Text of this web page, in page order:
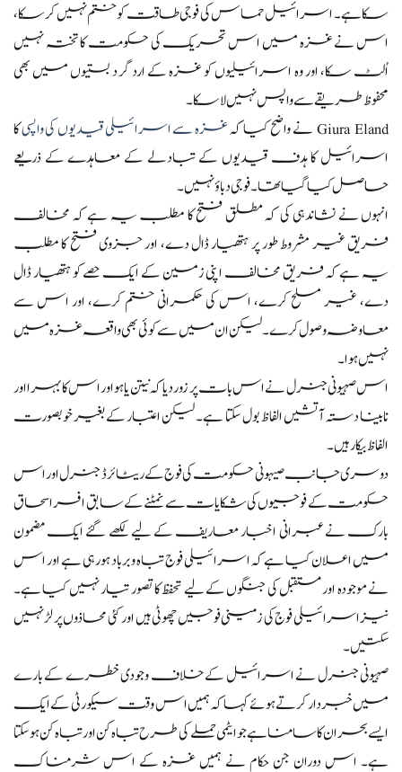
سکا ہے۔ اسرائیل حماس کی فوجی طاقت کو ختم نہیں کر سکا،
اس نے غزہ میں اس تحریک کی حکومت کا تختہ نہیں
اُلٹ سکا، اور وہ اسرائیلیوں کو غزہ کے ارد گرد بستیوں میں بھی
محفوظ طریقے سے واپس نہیں لا سکا۔
Giura Eland نے واضح کیا کہ
غزہ سے اسرائیلی قیدیوں کی واپسیکا
اسرائیل کا ہدف قیدیوں کے تبادلے کے معاہدے کے ذریعے
حاصل کیا گیا تھا۔ فوجی دباؤ نہیں۔
انہوں نے نشاندہی کی کہ مطلق فتح کا مطلب یہ ہے کہ مخالف
فریق غیر مشروط طور پر ہتھیار ڈال دے، اور جزوی فتح کا مطلب
یہ ہے کہ فریق مخالف اپنی زمین کے ایک حصے کو ہتھیار ڈال
دے، غیر مسلح کرے، اس کی حکمرانی ختم کرے، اور اس سے
معاوضہ وصول کرے۔ لیکن ان میں سے کوئی بھی واقعہ غزہ میں
نہیں ہوا۔
اس صہیونی جنرل نے اس بات پر زور دیا کہ نیتن یاہو اور اس کا بہرا اور
نابینا دستہ آتشیں الفاظ بول سکتا ہے۔ لیکن اعتبار کے بغیر خوبصورت
الفاظ بیکار ہیں۔
دوسری جانب صیہونی حکومت کی فوج کے ریٹائرڈ جنرل اور اس
حکومت کے فوجیوں کی شکایات سے نمٹنے کے سابق افسر اسحاق
بارک نے عبرانی اخبار معاریف کے لیے لکھے گئے ایک مضمون
میں اعلان کیا ہے کہ اسرائیلی فوج تباہ و برباد ہو رہی ہے اور اس
نے موجودہ اور مستقبل کی جنگوں کے لیے تحفظ کا تصور تیار نہیں کیا ہے۔
نیز اسرائیلی فوج کی زمینی فوجیں چھوٹی ہیں اور کئی محاذوں پر لڑ نہیں
سکتیں۔
صہیونی جنرل نے اسرائیل کے خلاف وجودی خطرے کے بارے
میں خبردار کرتے ہوئے کہا کہ ہمیں اس وقت سیکورٹی کے ایک
ایسے بحران کا سامنا ہے جو ایٹمی حملے کی طرح تباہ کن اور تباہ کن ہوسکتا
ہے۔ اس دوران جن حکام نے ہمیں غزہ کے اس شرمناک